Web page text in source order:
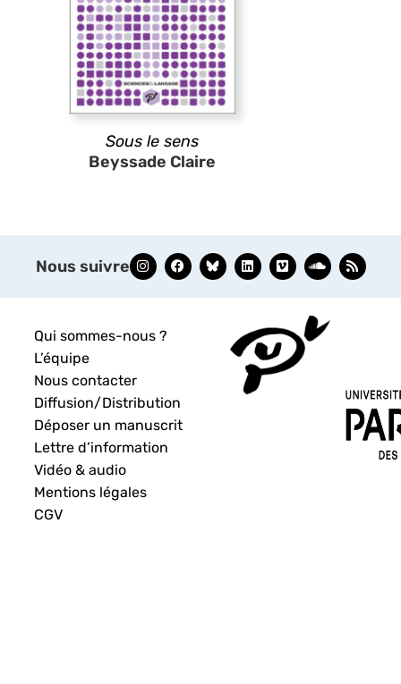
Sous le sens
Beyssade Claire
Nous suivre
Qui sommes-nous ?
L’équipe
Nous contacter
Diffusion/Distribution
Déposer un manuscrit
Lettre d’information
Vidéo & audio
Mentions légales
CGV